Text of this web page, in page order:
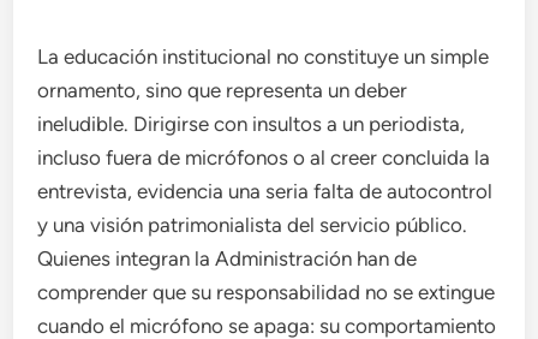
La educación institucional no constituye un simple
ornamento, sino que representa un deber
ineludible. Dirigirse con insultos a un periodista,
incluso fuera de micrófonos o al creer concluida la
entrevista, evidencia una seria falta de autocontrol
y una visión patrimonialista del servicio público.
Quienes integran la Administración han de
comprender que su responsabilidad no se extingue
cuando el micrófono se apaga: su comportamiento